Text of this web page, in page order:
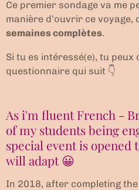
Ce premier sondage va me
manière d’ouvrir ce
semaines complètes.
Si tu es intéressé(e), tu peux
questionnaire qui suit 👇
As i'm fluent French -
of my students being
special event is opened
will adapt 😀
In 2018, after completing